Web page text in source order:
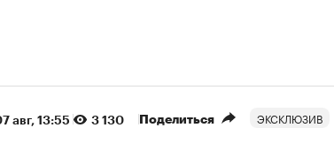
авг, 13:55 3 130 Поделиться ЭКСКЛЮЗИВ